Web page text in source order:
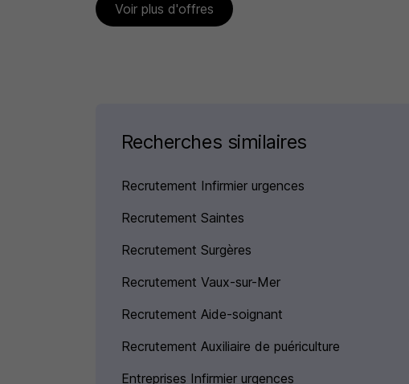
Voir plus d'offres
Recherches similaires
Recrutement Infirmier urgences
Recrutement Saintes
Recrutement Surgères
Recrutement Vaux-sur-Mer
Recrutement Aide-soignant
Recrutement Auxiliaire de puériculture
Entreprises Infirmier urgences